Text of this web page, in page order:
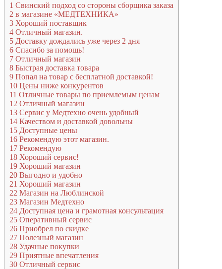
1 Свинский подход со стороны сборщика заказа
2 в магазине «МЕДТЕХНИКА»
3 Хороший поставщик
4 Отличный магазин.
5 Доставку дождались уже через 2 дня
6 Спасибо за помощь!
7 Отличный магазин
8 Быстрая доставка товара
9 Попал на товар с бесплатной доставкой!
10 Цены ниже конкурентов
11 Отличные товары по приемлемым ценам
12 Отличный магазин
13 Сервис у Медтехно очень удобный
14 Качеством и доставкой довольны
15 Доступные цены
16 Рекомендую этот магазин.
17 Рекомендую
18 Хороший сервис!
19 Хороший магазин
20 Выгодно и удобно
21 Хороший магазин
22 Магазин на Люблинской
23 Магазин Медтехно
24 Доступная цена и грамотная консультация
25 Оперативный сервис
26 Приобрел по скидке
27 Полезный магазин
28 Удачные покупки
29 Приятные впечатления
30 Отличный сервис